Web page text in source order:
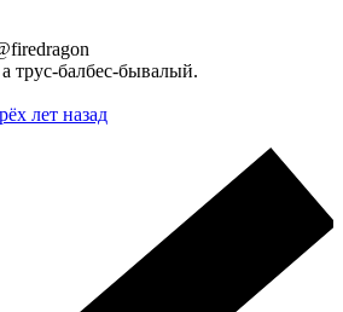
трус-балбес-бывалый.
лет назад